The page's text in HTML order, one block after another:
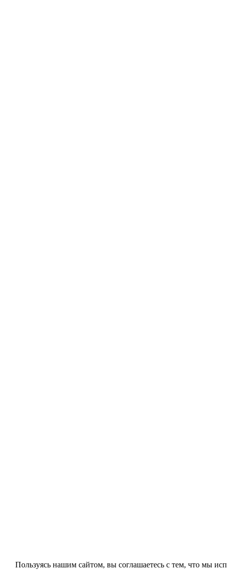
Пользуясь нашим сайтом, вы соглашаетесь с тем, что мы